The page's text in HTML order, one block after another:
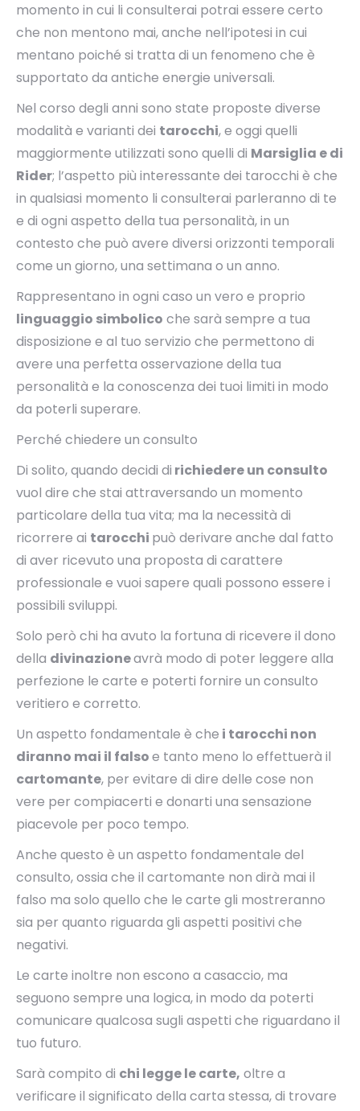
momento in cui li consulterai potrai essere certo
che non mentono mai, anche nell’ipotesi in cui
mentano poiché si tratta di un fenomeno che è
supportato da antiche energie universali.
Nel corso degli anni sono state proposte diverse
modalità e varianti dei tarocchi, e oggi quelli
maggiormente utilizzati sono quelli di Marsiglia e di
Rider; l’aspetto più interessante dei tarocchi è che
in qualsiasi momento li consulterai parleranno di te
e di ogni aspetto della tua personalità, in un
contesto che può avere diversi orizzonti temporali
come un giorno, una settimana o un anno.
Rappresentano in ogni caso un vero e proprio
linguaggio simbolico che sarà sempre a tua
disposizione e al tuo servizio che permettono di
avere una perfetta osservazione della tua
personalità e la conoscenza dei tuoi limiti in modo
da poterli superare.
Perché chiedere un consulto
Di solito, quando decidi di richiedere un consulto
vuol dire che stai attraversando un momento
particolare della tua vita; ma la necessità di
ricorrere ai tarocchi può derivare anche dal fatto
di aver ricevuto una proposta di carattere
professionale e vuoi sapere quali possono essere i
possibili sviluppi.
Solo però chi ha avuto la fortuna di ricevere il dono
della divinazioneavrà modo di poter leggere alla
perfezione le carte e poterti fornire un consulto
veritiero e corretto.
Un aspetto fondamentale è che i tarocchi non
diranno mai il falsoe tanto meno lo effettuerà il
cartomante, per evitare di dire delle cose non
vere per compiacerti e donarti una sensazione
piacevole per poco tempo.
Anche questo è un aspetto fondamentale del
consulto, ossia che il cartomante non dirà mai il
falso ma solo quello che le carte gli mostreranno
sia per quanto riguarda gli aspetti positivi che
negativi.
Le carte inoltre non escono a casaccio, ma
seguono sempre una logica, in modo da poterti
comunicare qualcosa sugli aspetti che riguardano il
tuo futuro.
Sarà compito di chi legge le carte, oltre a
verificare il significato della carta stessa, di trovare